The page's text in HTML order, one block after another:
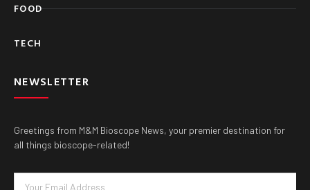
FOOD
TECH
NEWSLETTER
Greetings from M&M Bioscope News, your premier destination for
all things bioscope-related!
Email